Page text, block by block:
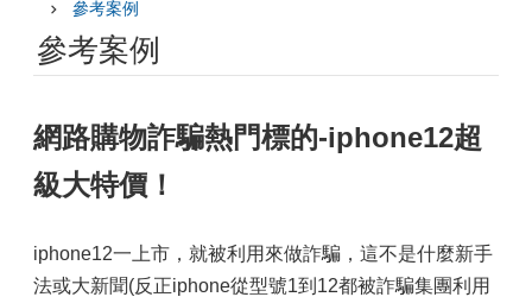
參考案例
參考案例
網路購物詐騙熱門標的-iphone12超
級大特價！
iphone12一上市，就被利用來做詐騙，這不是什麼新手
法或大新聞(反正iphone從型號1到12都被詐騙集團利用